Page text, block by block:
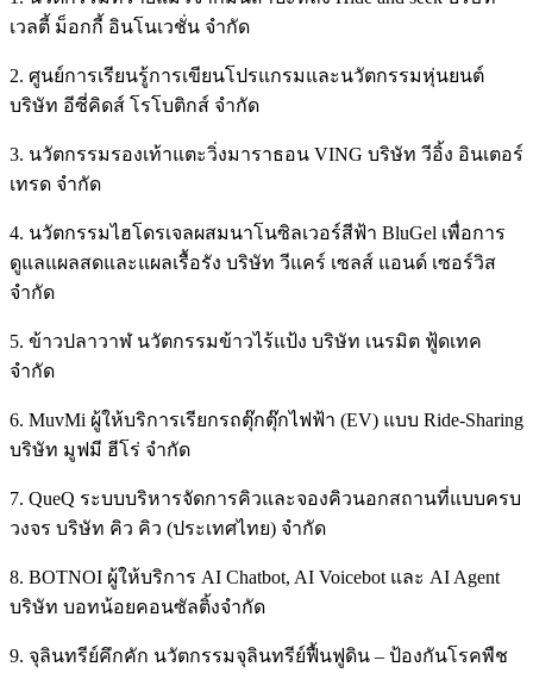
เวลตี้ ม็อกกี้ อินโนเวชั่น จำกัด
2. ศูนย์การเรียนรู้การเขียนโปรแกรมและนวัตกรรมหุ่นยนต์
บริษัท อีซี่คิดส์ โรโบติกส์ จำกัด
3. นวัตกรรมรองเท้าแตะวิ่งมาราธอน VING บริษัท วีอิ้ง อินเตอร์
เทรด จำกัด
4. นวัตกรรมไฮโดรเจลผสมนาโนซิลเวอร์สีฟ้า BluGel เพื่อการ
ดูแลแผลสดและแผลเรื้อรัง บริษัท วีแคร์ เซลส์ แอนด์ เซอร์วิส
จำกัด
5. ข้าวปลาวาฬ นวัตกรรมข้าวไร้แป้ง บริษัท เนรมิต ฟู้ดเทค
จำกัด
6. MuvMi ผู้ให้บริการเรียกรถตุ๊กตุ๊กไฟฟ้า (EV) แบบ Ride-Sharing
บริษัท มูฟมี ฮีโร่ จำกัด
7. QueQ ระบบบริหารจัดการคิวและจองคิวนอกสถานที่แบบครบ
วงจร บริษัท คิว คิว (ประเทศไทย) จำกัด
8. BOTNOI ผู้ให้บริการ AI Chatbot, AI Voicebot และ AI Agent
บริษัท บอทน้อยคอนซัลติ้งจำกัด
9. จุลินทรีย์คึกคัก นวัตกรรมจุลินทรีย์ฟื้นฟูดิน – ป้องกันโรคพืช